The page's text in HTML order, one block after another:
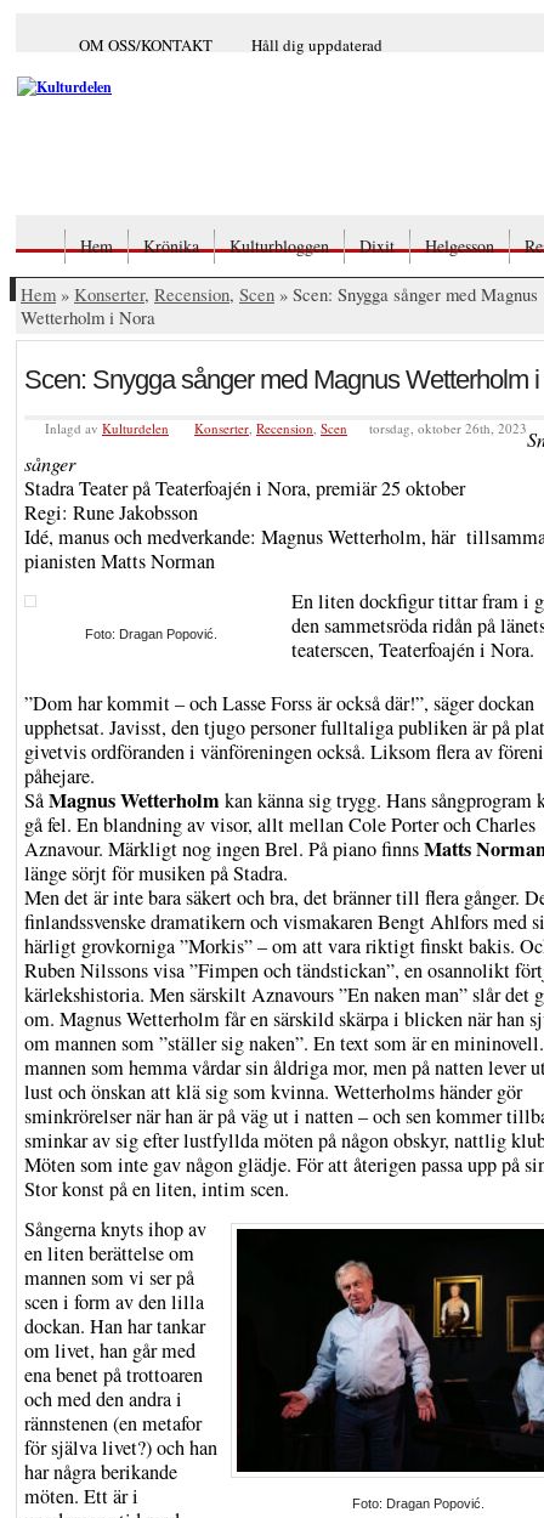
OM OSS/KONTAKT Håll dig uppdaterad
Hem Krönika Kulturbloggen Dixit Helgesson
Hem » Konserter, Recension, Scen » Scen: Snygga sånger med Magnus
Wetterholm i Nora
Scen: Snygga sånger med Magnus Wetterholm
Inlagd av Kulturdelen Konserter, Recension, Scen torsdag, oktober 26th, 2023
sånger
Stadra Teater på Teaterfoajén i Nora, premiär 25 oktober
Regi: Rune Jakobsson
Idé, manus och medverkande: Magnus Wetterholm, här
pianisten Matts Norman
Foto: Dragan Popović.
En liten dockfigur tittar fram i
den sammetsröda ridån på
teaterscen, Teaterfoajén i Nora.
”Dom har kommit – och Lasse Forss är också där!”, säger dockan
upphetsat. Javisst, den tjugo personer fulltaliga publiken är på
givetvis ordföranden i vänföreningen också. Liksom flera av
påhejare.
SåMagnus Wetterholm kan känna sig trygg. Hans sångprogram
gå fel. En blandning av visor, allt mellan Cole Porter och Charles
Aznavour. Märkligt nog ingen Brel. På piano finnsMatts
länge sörjt för musiken på Stadra.
Men det är inte bara säkert och bra, det bränner till flera gånger.
finlandssvenske dramatikern och vismakaren Bengt Ahlfors med
härligt grovkorniga ”Morkis” – om att vara riktigt finskt bakis.
Ruben Nilssons visa ”Fimpen och tändstickan”, en osannolikt
kärlekshistoria. Men särskilt Aznavours ”En naken man” slår det
om. Magnus Wetterholm får en särskild skärpa i blicken när han
om mannen som ”ställer sig naken”. En text som är en
mannen som hemma vårdar sin åldriga mor, men på natten lever
lust och önskan att klä sig som kvinna. Wetterholms händer gör
sminkrörelser när han är på väg ut i natten – och sen kommer
sminkar av sig efter lustfyllda möten på någon obskyr, nattlig
Möten som inte gav någon glädje. För att återigen passa upp på
Stor konst på en liten, intim scen.
Foto: Dragan Popović.
Sångerna knyts ihop av
en liten berättelse om
mannen som vi ser på
scen i form av den lilla
dockan. Han har tankar
om livet, han går med
ena benet på trottoaren
och med den andra i
rännstenen (en metafor
för själva livet?) och han
har några berikande
möten. Ett är i